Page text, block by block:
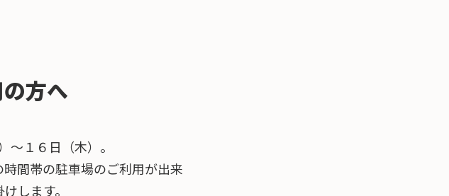
方へ
～１６日（木）。
間帯の駐車場のご利用が出来
します。